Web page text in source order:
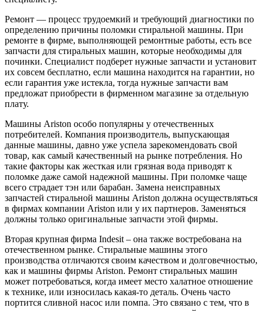
Ремонт — процесс трудоемкий и требующий диагностики по
определению причины поломки стиральной машины. При
ремонте в фирме, выполняющей ремонтные работы, есть все
запчасти для стиральных машин, которые необходимы для
починки. Специалист подберет нужные запчасти и установит
их совсем бесплатно, если машина находится на гарантии, но
если гарантия уже истекла, тогда нужные запчасти вам
предложат приобрести в фирменном магазине за отдельную
плату.
Машины Ariston особо популярны у отечественных
потребителей. Компания производитель, выпускающая
данные машины, давно уже успела зарекомендовать свой
товар, как самый качественный на рынке потребления. Но
такие факторы как жесткая или грязная вода приводят к
поломке даже самой надежной машины. При поломке чаще
всего страдает тэн или барабан. Замена неисправных
запчастей стиральной машины Ariston должна осуществляться
в фирмах компании Ariston или у их партнеров. Заменяться
должны только оригинальные запчасти этой фирмы.
Вторая крупная фирма Indesit – она также востребована на
отечественном рынке. Стиральные машины этого
производства отличаются своим качеством и долговечностью,
как и машины фирмы Ariston. Ремонт стиральных машин
может потребоваться, когда имеет место халатное отношение
к технике, или износилась какая-то деталь. Очень часто
портится сливной насос или помпа. Это связано с тем, что в